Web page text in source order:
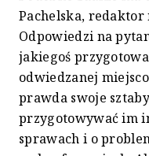
Pachelska, redaktor
Odpowiedzi na
jakiegoś
odwiedzanej
prawda swoje
przygotowywać im
sprawach i o